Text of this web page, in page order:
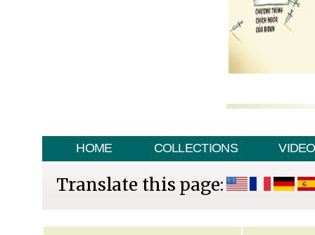
HOME COLLECTIONS VIDEO
Translate this page: